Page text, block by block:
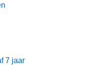
7 jaar